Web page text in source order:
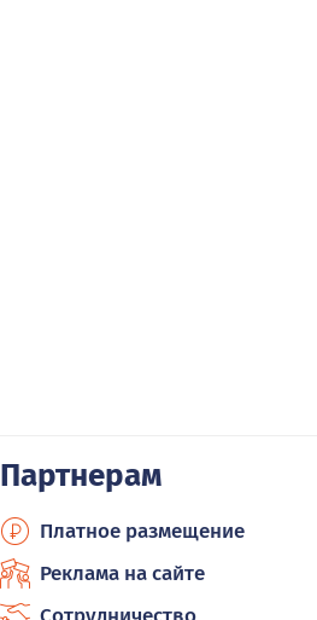
Партнерам
Платное размещение
Реклама на сайте